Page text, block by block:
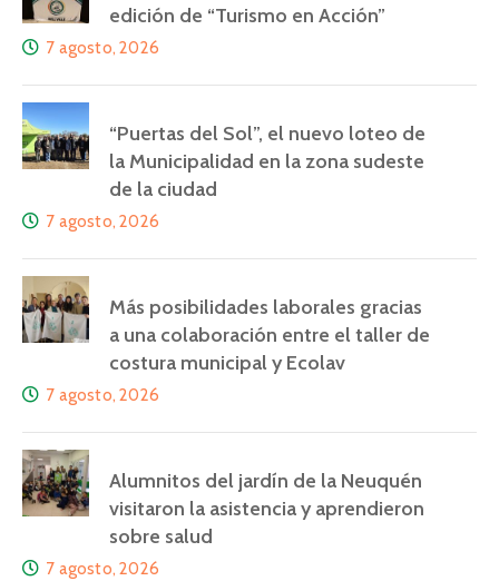
edición de “Turismo en Acción”
7 agosto, 2026
“Puertas del Sol”, el nuevo loteo de
la Municipalidad en la zona sudeste
de la ciudad
7 agosto, 2026
Más posibilidades laborales gracias
a una colaboración entre el taller de
costura municipal y Ecolav
7 agosto, 2026
Alumnitos del jardín de la Neuquén
visitaron la asistencia y aprendieron
sobre salud
7 agosto, 2026